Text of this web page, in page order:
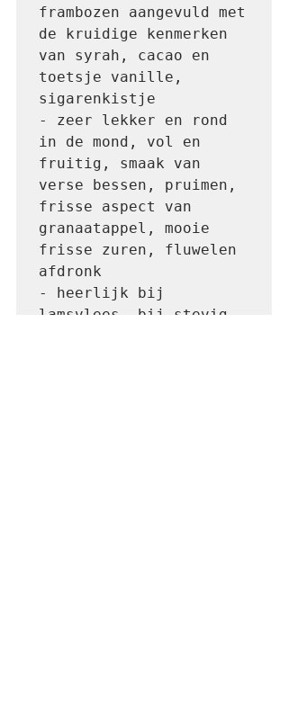
frambozen aangevuld met
de kruidige kenmerken
van syrah, cacao en
toetsje vanille,
sigarenkistje
- zeer lekker en rond
in de mond, vol en
fruitig, smaak van
verse bessen, pruimen,
frisse aspect van
granaatappel, mooie
frisse zuren, fluwelen
afdronk
- heerlijk bij
lamsvlees, bij stevig